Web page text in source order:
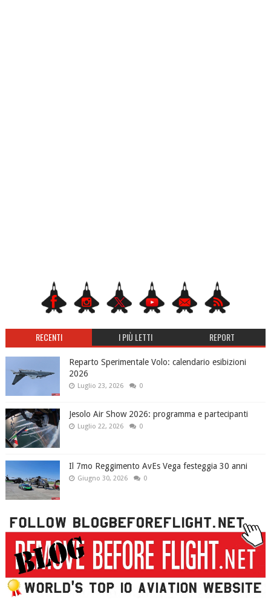
RECENTI I PIÙ LETTI REPORT
Reparto Sperimentale Volo: calendario esibizioni
2026
Luglio 23, 2026 0
Jesolo Air Show 2026: programma e partecipanti
Luglio 22, 2026 0
Il 7mo Reggimento AvEs Vega festeggia 30 anni
Giugno 30, 2026 0